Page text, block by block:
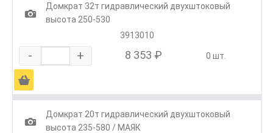
1
Домкрат 32т гидравлический двухштоковый
высота 250-530
3913010
- + 8 353 ₽ 0 шт.
Ä
1
Домкрат 20т гидравлический двухштоковый
высота 235-580 / МАЯК